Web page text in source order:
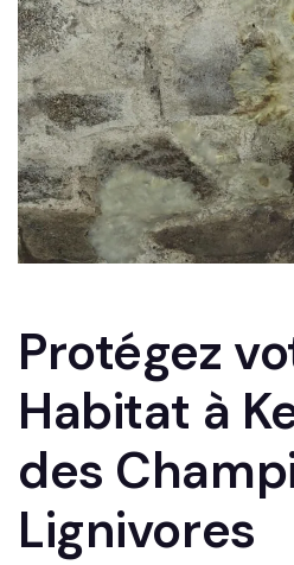
Protégez
Habitat à
des
Lignivores